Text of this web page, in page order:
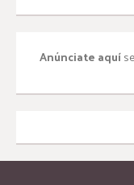
Anúnciate aquí